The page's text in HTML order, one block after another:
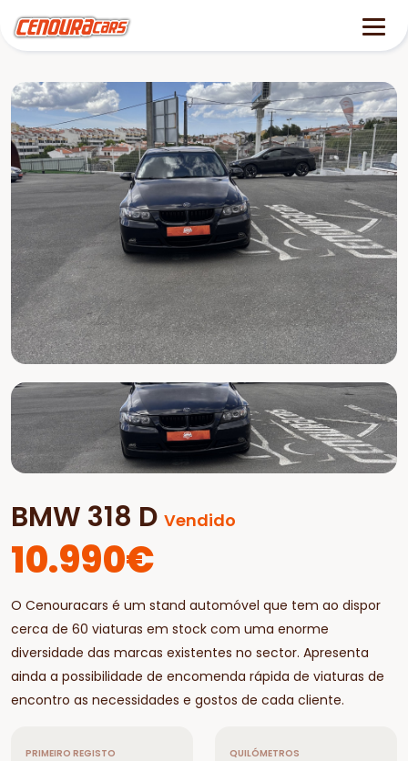
BMW 318 D Vendido
10.990€
O Cenouracars é um stand automóvel que tem ao dispor
cerca de 60 viaturas em stock com uma enorme
diversidade das marcas existentes no sector. Apresenta
ainda a possibilidade de encomenda rápida de viaturas de
encontro as necessidades e gostos de cada cliente.
PRIMEIRO REGISTO QUILÓMETROS